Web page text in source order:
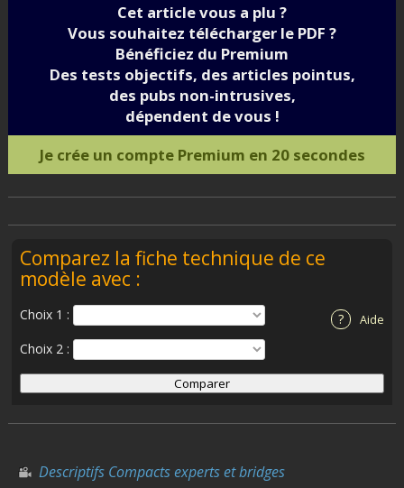
Cet article vous a plu ?
Vous souhaitez télécharger le PDF ?
Bénéficiez du Premium
Des tests objectifs, des articles pointus,
des pubs non-intrusives,
dépendent de vous !
Je crée un compte Premium en 20 secondes
Comparez la fiche technique de ce
modèle avec :
? Aide
Choix 1 :
Choix 2 :
Descriptifs Compacts experts et bridges